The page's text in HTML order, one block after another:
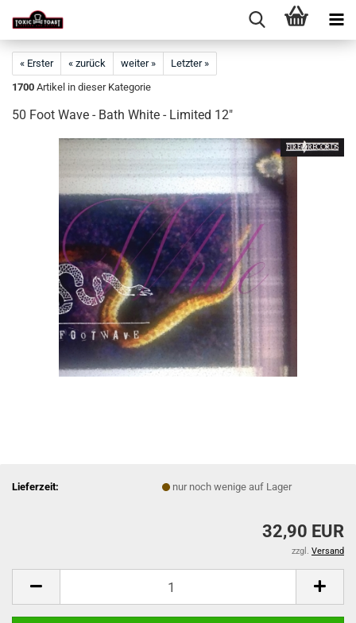
« Erster « zurück weiter »
Letzter »
1700 Artikel in dieser Kategorie
50 Foot Wave - Bath White - Limited 12"
Lieferzeit: nur noch wenige auf Lager
32,90 EUR
zzgl. Versand